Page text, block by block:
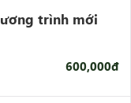
trình mới
600,000đ